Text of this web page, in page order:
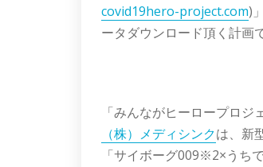
covid19hero-project.com)
ータダウンロード頂く計画
「みんながヒーロープロジ
（株）メディシンクは、新
「サイボーグ009※2×うち